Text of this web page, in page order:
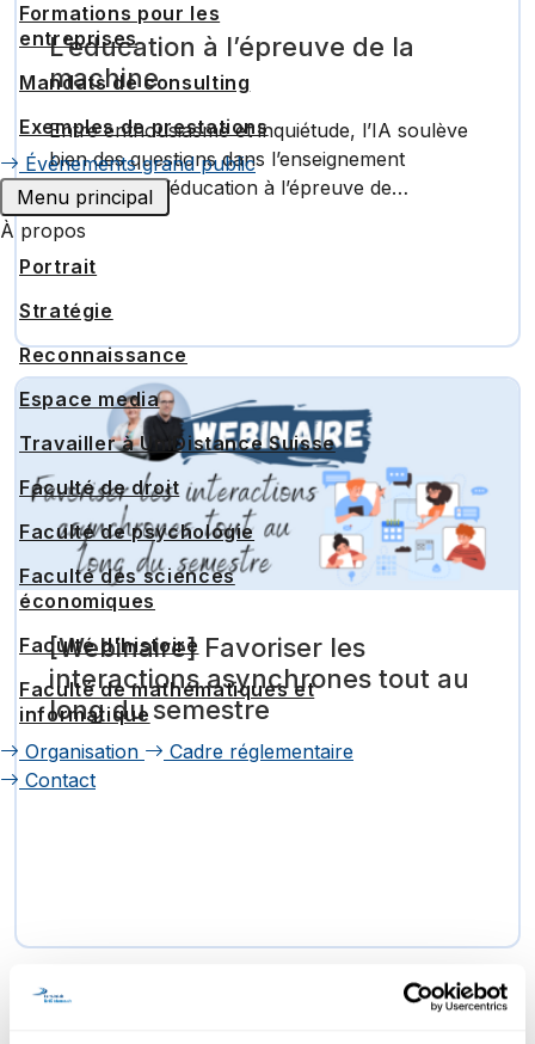
Formations pour les
entreprises
Mandats de consulting
Exemples de prestations
Événements grand public
Menu principal
À propos
Portrait
Stratégie
Reconnaissance
Espace media
Travailler à UniDistance Suisse
Faculté de droit
Faculté de psychologie
Faculté des sciences
économiques
Faculté d'histoire
Faculté de mathématiques et
informatique
Organisation
Cadre réglementaire
Contact
L’éducation à l’épreuve de la
machine
Entre enthousiasme et inquiétude, l’IA soulève
bien des questions dans l’enseignement
supérieur. «L’éducation à l’épreuve de…
[Webinaire] Favoriser les
interactions asynchrones tout au
long du semestre